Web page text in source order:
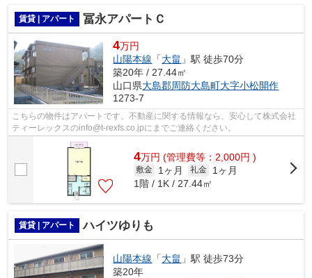
賃貸 | アパート 冨永アパートＣ
4万円
山陽本線 「大畠 」駅 徒歩70分
築20年 / 27.44㎡
山口県大島郡周防大島町大字小松開作
1273-7
こちらの物件はアパートです。不動産に関する情報なら、安心して株式会社
ティーレックスのinfo@t-rexfs.co.jpにまでご連絡ください。
4万円 (管理費等：2,000円 )
敷金 1ヶ月 礼金
1ヶ月
1階 / 1K / 27.44㎡
賃貸 | アパート ハイツゆりも
山陽本線 「大畠 」駅 徒歩73分
築20年